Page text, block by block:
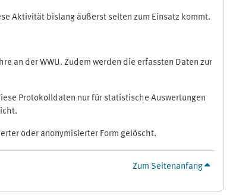
Aktivität bislang äußerst selten zum Einsatz kommt.
an der WWU. Zudem werden die erfassten Daten zur
Protokolldaten nur für statistische Auswertungen
oder anonymisierter Form gelöscht.
Zum Seitenanfang